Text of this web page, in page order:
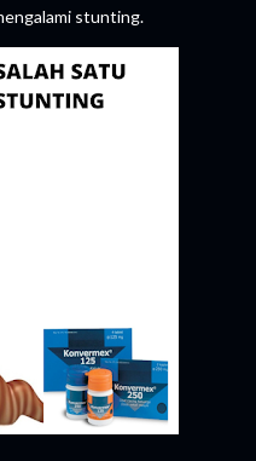
stunting.